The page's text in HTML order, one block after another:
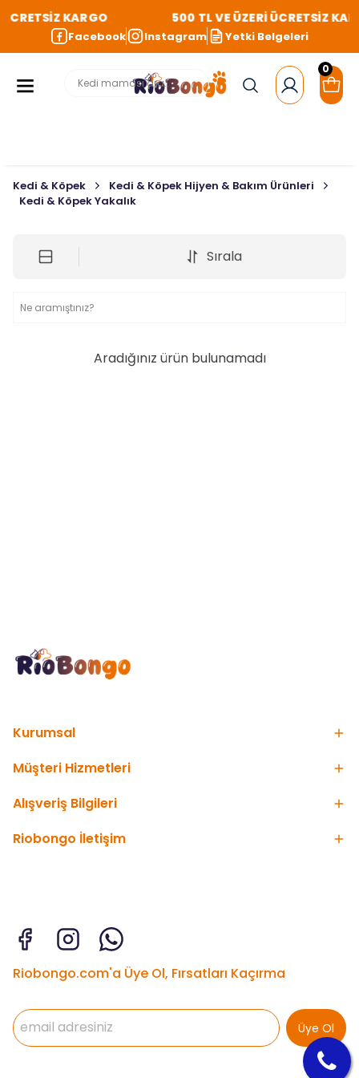
KARGO 500 TL VE ÜZERİ ÜCRETSİZ
Facebook Instagram Yetki Belgeleri
0
Kedi & Köpek
Kedi & Köpek Hijyen & Bakım Ürünleri
Kedi & Köpek Yakalık
Sırala
Aradığınız ürün bulunamadı
Kurumsal
Müşteri Hizmetleri
Alışveriş Bilgileri
Riobongo İletişim
Riobongo.com'a Üye Ol, Fırsatları Kaçırma
Üye Ol